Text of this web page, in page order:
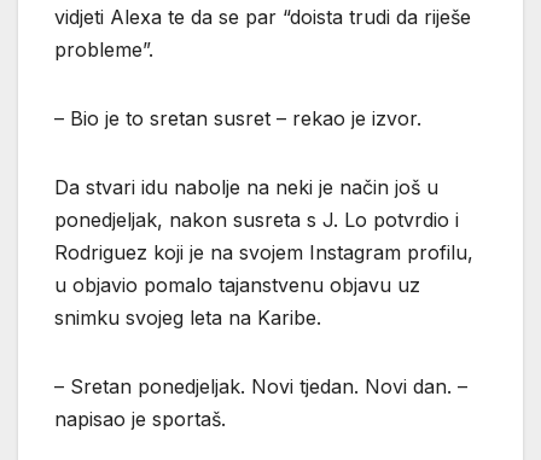
vidjeti Alexa te da se par “doista trudi da riješe
probleme”.
– Bio je to sretan susret – rekao je izvor.
Da stvari idu nabolje na neki je način još u
ponedjeljak, nakon susreta s J. Lo potvrdio i
Rodriguez koji je na svojem Instagram profilu,
u objavio pomalo tajanstvenu objavu uz
snimku svojeg leta na Karibe.
– Sretan ponedjeljak. Novi tjedan. Novi dan. –
napisao je sportaš.